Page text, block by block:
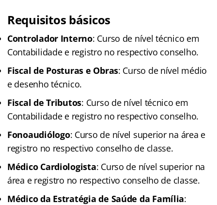
Requisitos básicos
Controlador Interno: Curso de nível técnico em
Contabilidade e registro no respectivo conselho.
Fiscal de Posturas e Obras: Curso de nível médio
e desenho técnico.
Fiscal de Tributos: Curso de nível técnico em
Contabilidade e registro no respectivo conselho.
Fonoaudiólogo: Curso de nível superior na área e
registro no respectivo conselho de classe.
Médico Cardiologista: Curso de nível superior na
área e registro no respectivo conselho de classe.
Médico da Estratégia de Saúde da Família: